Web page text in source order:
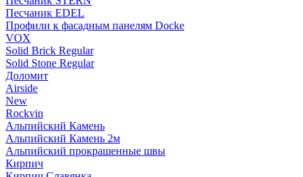
Пес­ча­ник EDEL
Профили к фасадным панелям Docke
VOX
Solid Brick Regular
Solid Stone Regular
Доломит
Airside
New
Rockvin
Альпийский Камень
Альпийский Камень 2м
Альпийский прокрашенные швы
Кирпич